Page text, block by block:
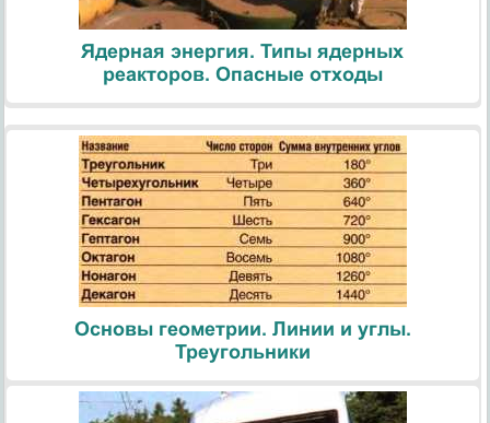
Ядерная энергия. Типы ядерных
реакторов. Опасные отходы
Основы геометрии. Линии и углы.
Треугольники